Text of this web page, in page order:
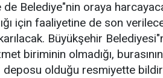
Belediye"nin oraya
için faaliyetine de son
Büyükşehir
biriminin olmadığı,
deposu olduğu resmiyette